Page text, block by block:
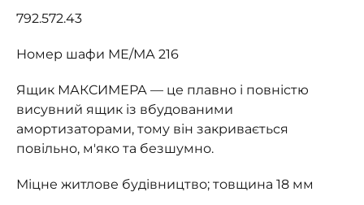
792.572.43
Номер шафи МЕ/МА 216
Ящик МАКСИМЕРА — це плавно і повністю
висувний ящик із вбудованими
амортизаторами, тому він закривається
повільно, м'яко та безшумно.
Міцне житлове будівництво; товщина 18 мм